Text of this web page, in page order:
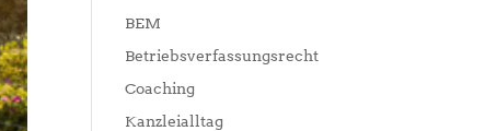
BEM
Betriebsverfassungsrecht
Coaching
Kanzleialltag